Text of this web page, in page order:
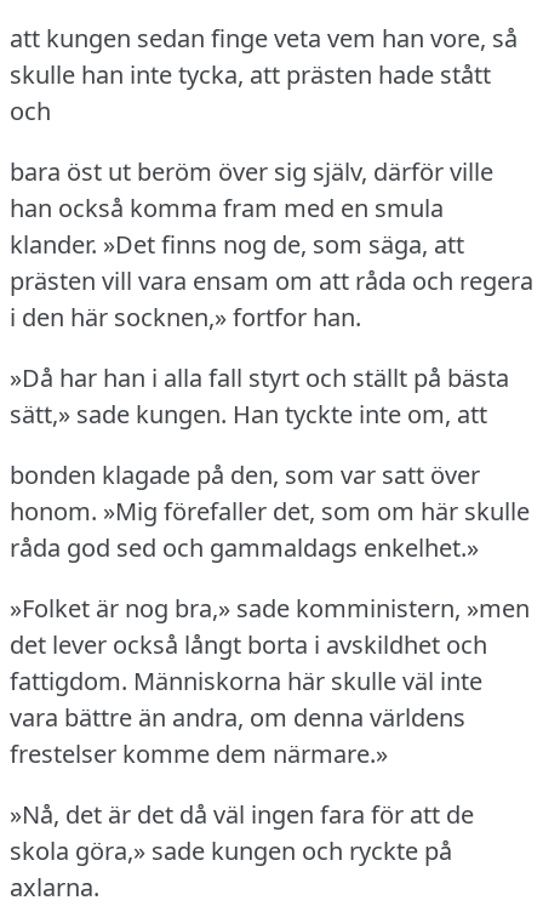
att kungen sedan finge veta vem han vore, så
skulle han inte tycka, att prästen hade stått
och
bara öst ut beröm över sig själv, därför ville
han också komma fram med en smula
klander. »Det finns nog de, som säga, att
prästen vill vara ensam om att råda och regera
i den här socknen,» fortfor han.
»Då har han i alla fall styrt och ställt på bästa
sätt,» sade kungen. Han tyckte inte om, att
bonden klagade på den, som var satt över
honom. »Mig förefaller det, som om här skulle
råda god sed och gammaldags enkelhet.»
»Folket är nog bra,» sade komministern, »men
det lever också långt borta i avskildhet och
fattigdom. Människorna här skulle väl inte
vara bättre än andra, om denna världens
frestelser komme dem närmare.»
»Nå, det är det då väl ingen fara för att de
skola göra,» sade kungen och ryckte på
axlarna.